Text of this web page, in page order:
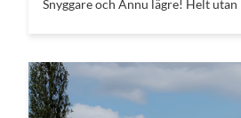
Snyggare och Ännu lägre! Helt utan